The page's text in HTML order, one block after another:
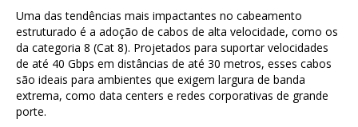
Uma das tendências mais impactantes no cabeamento
estruturado é a adoção de cabos de alta velocidade, como os
da categoria 8 (Cat 8). Projetados para suportar velocidades
de até 40 Gbps em distâncias de até 30 metros, esses cabos
são ideais para ambientes que exigem largura de banda
extrema, como data centers e redes corporativas de grande
porte.